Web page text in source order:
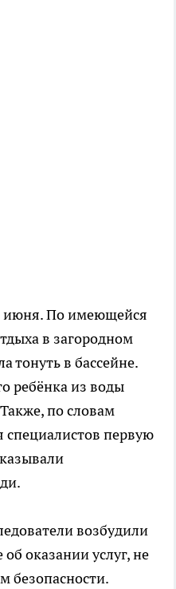
июня. По имеющейся
в загородном
тонуть в бассейне.
ребёнка из воды
по словам
специалистов первую
возбудили
об оказании услуг, не
безопасности.